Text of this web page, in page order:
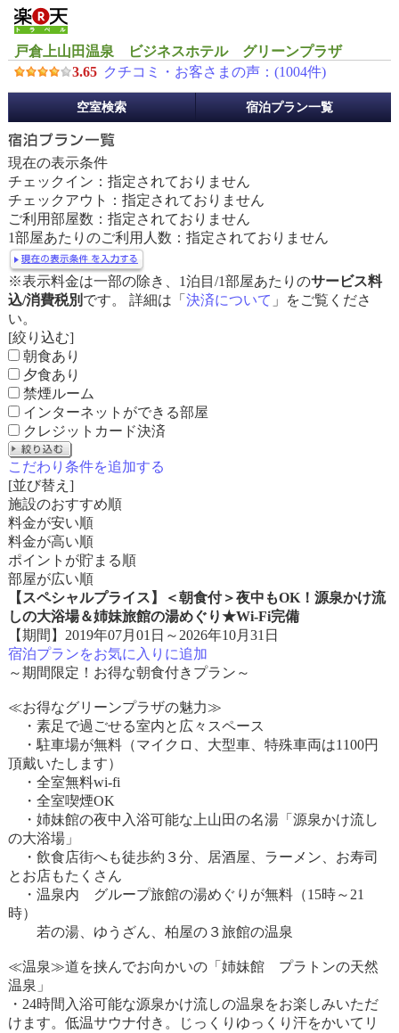
戸倉上山田温泉 ビジネスホテル グリーンプラザ
3.65 クチコミ・お客さまの声：(1004件)
約
メ
ニ
ュ
ー
空室検索 宿泊プラン一覧
現在の表示条件
チェックイン：指定されておりません
チェックアウト：指定されておりません
ご利用部屋数：指定されておりません
1部屋あたりのご利用人数：指定されておりません
※表示料金は一部の除き、1泊目/1部屋あたりのサービス料
込/消費税別 です。 詳細は「 決済について 」をご覧くださ
い。
[絞り込む]
朝食あり
夕食あり
禁煙ルーム
インターネットができる部屋
クレジットカード決済
こだわり条件を追加する
[並び替え]
施設のおすすめ順
料金が安い順
料金が高い順
ポイントが貯まる順
部屋が広い順
【スペシャルプライス】＜朝食付＞夜中もOK！源泉かけ流
しの大浴場＆姉妹旅館の湯めぐり★Wi-Fi完備
【期間】2019年07月01日～2026年10月31日
宿泊プランをお気に入りに追加
～期間限定！お得な朝食付きプラン～
≪お得なグリーンプラザの魅力≫
・素足で過ごせる室内と広々スペース
・駐車場が無料（マイクロ、大型車、特殊車両は1100円
頂戴いたします）
・全室無料wi-fi
・全室喫煙OK
・姉妹館の夜中入浴可能な上山田の名湯「源泉かけ流し
の大浴場」
・飲食店街へも徒歩約３分、居酒屋、ラーメン、お寿司
とお店もたくさん
・温泉内 グループ旅館の湯めぐりが無料（15時～21
時）
若の湯、ゆうざん、柏屋の３旅館の温泉
≪温泉≫道を挟んでお向かいの「姉妹館 プラトンの天然
温泉」
・24時間入浴可能な源泉かけ流しの温泉をお楽しみいただ
けます。低温サウナ付き。じっくりゆっくり汗をかいてリ